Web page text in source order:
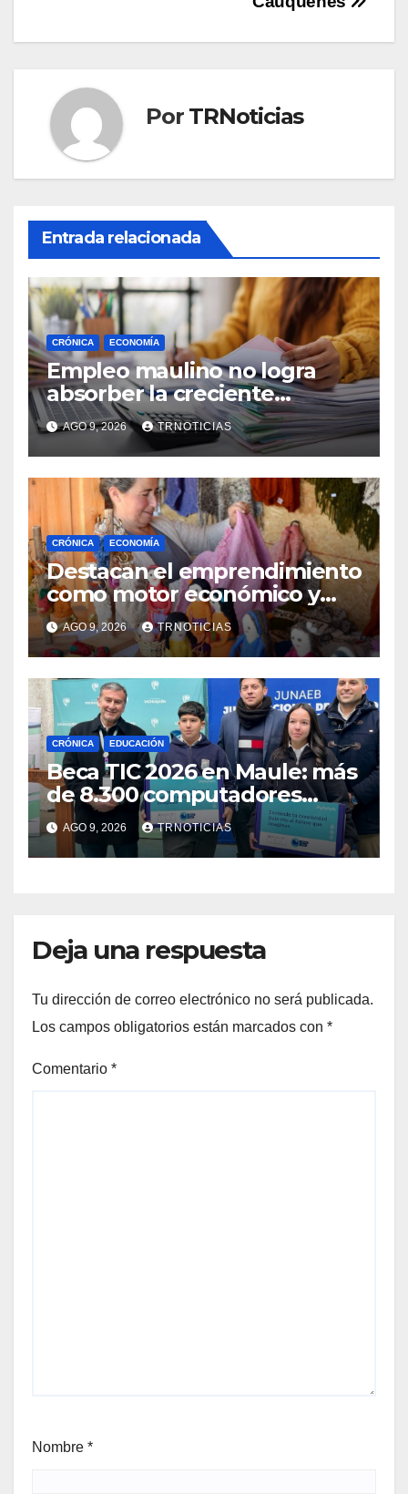
Por TRNoticias
Entrada relacionada
CRÓNICA ECONOMÍA
Empleo maulino no logra
absorber la creciente
demanda por trabajo
AGO 9, 2026 TRNOTICIAS
CRÓNICA ECONOMÍA
Destacan el emprendimiento
como motor económico y
anuncia fortalecer apoyos
para empleo autónomo
AGO 9, 2026 TRNOTICIAS
CRÓNICA EDUCACIÓN
Beca TIC 2026 en Maule: más
de 8.300 computadores
están siendo entregados en
la región
AGO 9, 2026 TRNOTICIAS
Deja una respuesta
Tu dirección de correo electrónico no será publicada.
Los campos obligatorios están marcados con *
Comentario *
Nombre *